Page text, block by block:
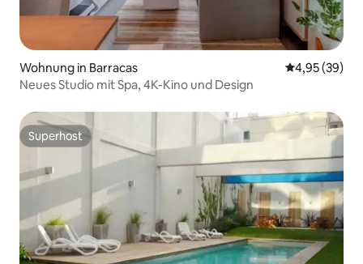
Wohnung in Barracas
4,95 (39)
Neues Studio mit Spa, 4K-Kino und Design
Superhost
Superhost